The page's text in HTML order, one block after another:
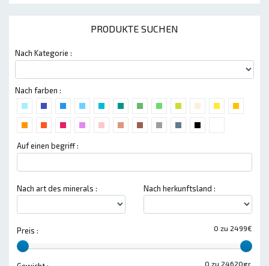
PRODUKTE SUCHEN
Nach Kategorie :
Nach farben :
Auf einen begriff :
Nach art des minerals : Nach herkunftsland :
0 zu 2499€
Preis :
0 zu 24620gr.